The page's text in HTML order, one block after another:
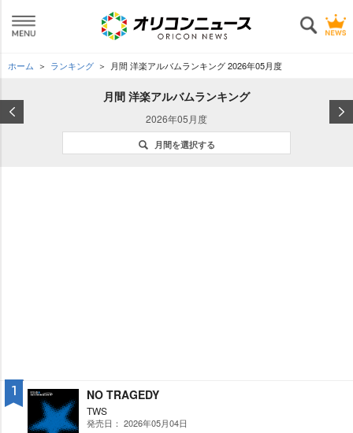
ホーム ランキング 月間 洋楽アルバムランキング 2026年05月度
月間 洋楽アルバムランキング
2026年05月度
月間を選択する
1 NO TRAGEDY
TWS
発売日： 2026年05月04日